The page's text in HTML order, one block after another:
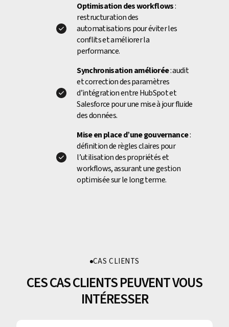
Optimisation des workflows:
restructuration des
automatisations pour éviter les
conflits et améliorer la
performance.
Synchronisation améliorée: audit
et correction des paramètres
d’intégration entre HubSpot et
Salesforce pour une mise à jour fluide
des données.
Mise en place d’une gouvernance:
définition de règles claires pour
l’utilisation des propriétés et
workflows, assurant une gestion
optimisée sur le long terme.
CAS CLIENTS
CES CAS CLIENTS PEUVENT VOUS
INTÉRESSER